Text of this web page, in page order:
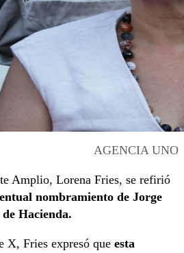
AGENCIA UNO
Amplio, Lorena Fries, se refirió
nombramiento de Jorge
Hacienda.
X, Fries expresó que esta